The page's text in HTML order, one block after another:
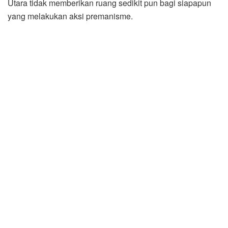
Utara tidak memberikan ruang sedikit pun bagi siapapun
yang melakukan aksi premanisme.